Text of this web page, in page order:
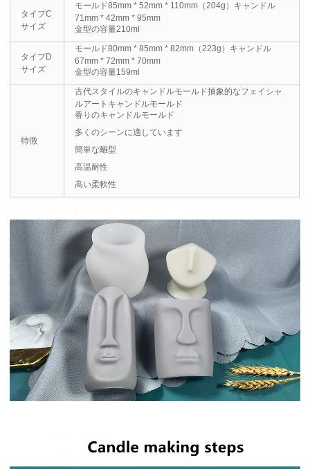
タイプC
サイズ
モールド85mm * 52mm * 110mm（204g）キャンドル
71mm * 42mm * 95mm
金型の容量210ml
タイプD
サイズ
モールド80mm * 85mm * 82mm（223g）キャンドル
67mm * 72mm * 70mm
金型の容量159ml
特徴
古代スタイルのキャンドルモールド抽象的なフェイシャ
ルアートキャンドルモールド
香りのキャンドルモールド
多くのシーンに適しています
簡単な離型
高温耐性
高い柔軟性